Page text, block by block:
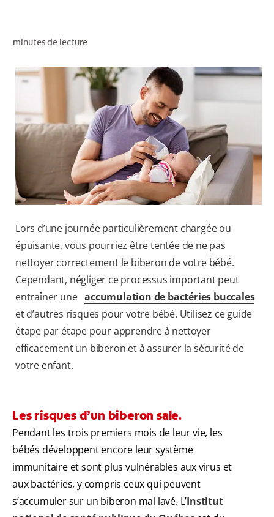
POUR LES PROFESSIONNELS
minutes de lecture
Lors d’une journée particulièrement chargée ou
épuisante, vous pourriez être tentée de ne pas
nettoyer correctement le biberon de votre bébé.
Cependant, négliger ce processus important peut
entraîner une accumulation de bactéries buccales
et d’autres risques pour votre bébé. Utilisez ce guide
étape par étape pour apprendre à nettoyer
efficacement un biberon et à assurer la sécurité de
votre enfant.
Les risques d’un biberon sale.
Pendant les trois premiers mois de leur vie, les
bébés développent encore leur système
immunitaire et sont plus vulnérables aux virus et
aux bactéries, y compris ceux qui peuvent
s’accumuler sur un biberon mal lavé. L’Institut